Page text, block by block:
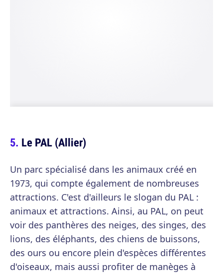
Le PAL (Allier)
Un parc spécialisé dans les animaux créé en
1973, qui compte également de nombreuses
attractions. C'est d'ailleurs le slogan du PAL :
animaux et attractions. Ainsi, au PAL, on peut
voir des panthères des neiges, des singes, des
lions, des éléphants, des chiens de buissons,
des ours ou encore plein d'espèces différentes
d'oiseaux, mais aussi profiter de manèges à